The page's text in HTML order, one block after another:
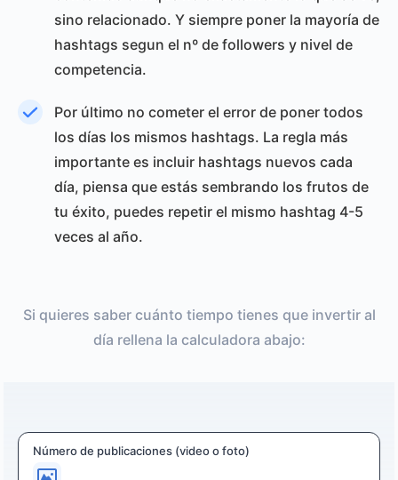
sino relacionado. Y siempre poner la mayoría de
hashtags segun el nº de followers y nivel de
competencia.
Por último no cometer el error de poner todos
los días los mismos hashtags. La regla más
importante es incluir hashtags nuevos cada
día, piensa que estás sembrando los frutos de
tu éxito, puedes repetir el mismo hashtag 4-5
veces al año.
Si quieres saber cuánto tiempo tienes que invertir al
día rellena la calculadora abajo:
Número de publicaciones (video o foto)